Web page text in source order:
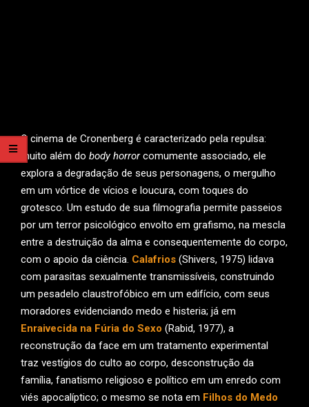
O cinema de Cronenberg é caracterizado pela repulsa:
muito além do body horrorcomumente associado, ele
explora a degradação de seus personagens, o mergulho
em um vórtice de vícios e loucura, com toques do
grotesco. Um estudo de sua filmografia permite passeios
por um terror psicológico envolto em grafismo, na mescla
entre a destruição da alma e consequentemente do corpo,
com o apoio da ciência. Calafrios (Shivers, 1975) lidava
com parasitas sexualmente transmissíveis, construindo
um pesadelo claustrofóbico em um edifício, com seus
moradores evidenciando medo e histeria; já em
Enraivecida na Fúria do Sexo (Rabid, 1977), a
reconstrução da face em um tratamento experimental
traz vestígios do culto ao corpo, desconstrução da
família, fanatismo religioso e político em um enredo com
viés apocalíptico; o mesmo se nota em Filhos do Medo